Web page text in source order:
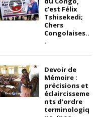
c’est Félix
Tshisekedi;
Chers
Congolaises..
.
Devoir de
Mémoire :
précisions et
éclaircisseme
nts d’ordre
terminologiq